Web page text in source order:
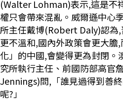
(Walter Lohman)表示,這是不
權只會帶來混亂。威爾遜中心
所主任戴博(Robert Daly)認為
更不溫和,國內外政策會更大膽
化」的中國,會變得更為封閉。
究所執行主任、前國防部高官
Jennings)問,「誰見過得到善終
呢?」